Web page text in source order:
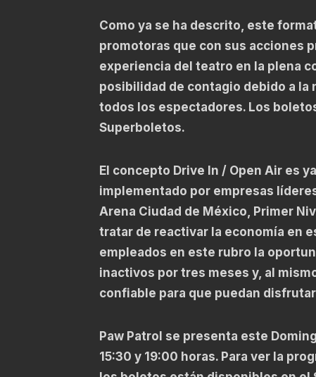
Como ya se ha descrito, este
promotoras que con sus acciones
experiencia del teatro en la plena
posibilidad de contagio debido a la
todos los espectadores. Los
Superboletos.
El concepto Drive In / Open Air es
implementado por empresas
Arena Ciudad de México, Primer
tratar de reactivar la economía en
empleados en este rubro la
inactivos por tres meses y, al
confiable para que puedan
Paw Patrol se presenta este
15:30 y 19:00 horas. Para ver la